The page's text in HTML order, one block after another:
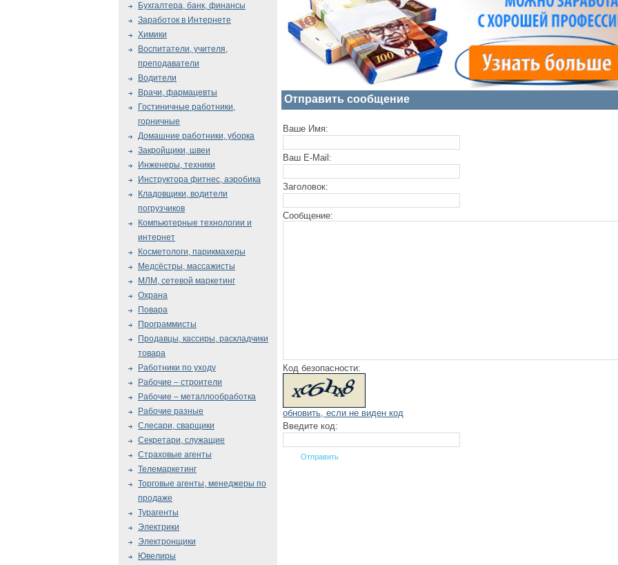
Отправить сообщение
Ваше Имя:
Ваш E-Mail:
Заголовок:
Сообщение:
Код безопасности:
обновить, если не виден код
Введите код:
Бухгалтера, банк, финансы
Заработок в Интернете
Химики
Воспитатели, учителя,
преподаватели
Водители
Врачи, фармацевты
Гостиничные работники,
горничные
Домашние работники, уборка
Закройщики, швеи
Инженеры, техники
Инструктора фитнес, аэробика
Кладовщики, водители
погрузчиков
Компьютерные технологии и
интернет
Косметологи, парикмахеры
Медсёстры, массажисты
МЛМ, сетевой маркетинг
Охрана
Повара
Программисты
Продавцы, кассиры, раскладчики
товара
Работники по уходу
Рабочие – строители
Рабочие – металлообработка
Рабочие разные
Слесари, сварщики
Секретари, служащие
Страховые агенты
Телемаркетинг
Торговые агенты, менеджеры по
продаже
Турагенты
Электрики
Электронщики
Ювелиры